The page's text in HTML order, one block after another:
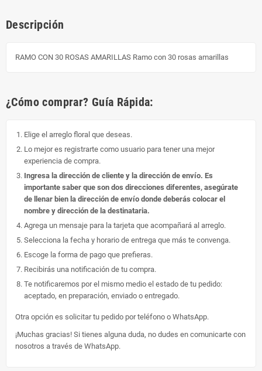
Descripción
RAMO CON 30 ROSAS AMARILLAS Ramo con 30 rosas amarillas
¿Cómo comprar? Guía Rápida:
Elige el arreglo floral que deseas.
Lo mejor es registrarte como usuario para tener una mejor
experiencia de compra.
Ingresa la dirección de cliente y la dirección de envío. Es
importante saber que son dos direcciones diferentes, asegúrate
de llenar bien la dirección de envío donde deberás colocar el
nombre y dirección de la destinataria.
Agrega un mensaje para la tarjeta que acompañará al arreglo.
Selecciona la fecha y horario de entrega que más te convenga.
Escoge la forma de pago que prefieras.
Recibirás una notificación de tu compra.
Te notificaremos por el mismo medio el estado de tu pedido:
aceptado, en preparación, enviado o entregado.
Otra opción es solicitar tu pedido por teléfono o WhatsApp.
¡Muchas gracias! Si tienes alguna duda, no dudes en comunicarte con
nosotros a través de WhatsApp.